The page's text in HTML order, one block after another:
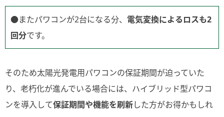
●またパワコンが2台になる分、 電気変換によるロスも2
回分です。
そのため太陽光発電用パワコンの保証期間が迫っていた
り、老朽化が進んでいる場合には、ハイブリッド型パワコ
ンを導入して保証期間や機能を刷新した方がお得かもしれ